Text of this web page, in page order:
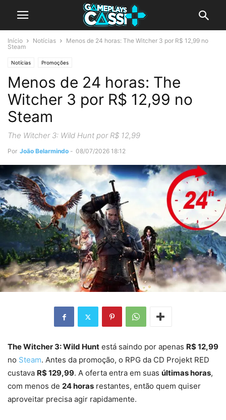
Início Notícias
Menos de 24 horas: The Witcher 3 por R$ 12,99 no
Steam
Notícias Promoções
Menos de 24 horas: The
Witcher 3 por R$ 12,99 no
Steam
The Witcher 3: Wild Hunt por R$ 12,99
Por João Belarmindo - 08/07/2026 18:12
The Witcher 3: Wild Hunt está saindo por apenas R$ 12,99
no Steam. Antes da promoção, o RPG da CD Projekt RED
custava R$ 129,99. A oferta entra em suas últimas horas,
com menos de 24 horas restantes, então quem quiser
aproveitar precisa agir rapidamente.